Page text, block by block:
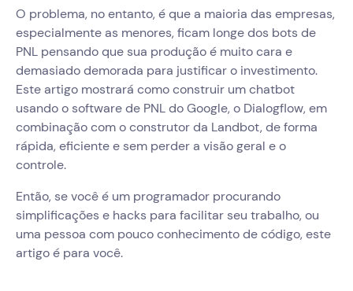
O problema, no entanto, é que a maioria das empresas,
especialmente as menores, ficam longe dos bots de
PNL pensando que sua produção é muito cara e
demasiado demorada para justificar o investimento.
Este artigo mostrará como construir um chatbot
usando o software de PNL do Google, o Dialogflow, em
combinação com o construtor da Landbot, de forma
rápida, eficiente e sem perder a visão geral e o
controle.
Então, se você é um programador procurando
simplificações e hacks para facilitar seu trabalho, ou
uma pessoa com pouco conhecimento de código, este
artigo é para você.